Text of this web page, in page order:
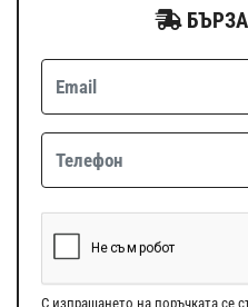
С изпращането на поръчката се